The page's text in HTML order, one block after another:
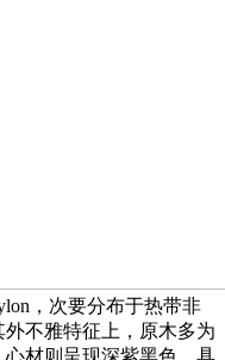
，次要分布于热带非
不雅特征上，原木多为